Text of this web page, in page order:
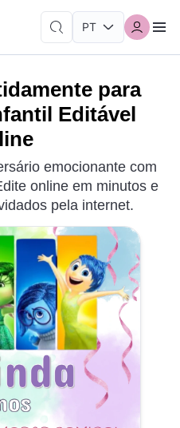
para
Editável
emocionante com
online em minutos e
pela internet.